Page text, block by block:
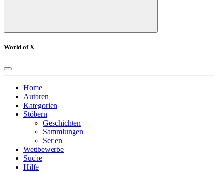
World of X
Home
Autoren
Kategorien
Stöbern
Geschichten
Sammlungen
Serien
Wettbewerbe
Suche
Hilfe